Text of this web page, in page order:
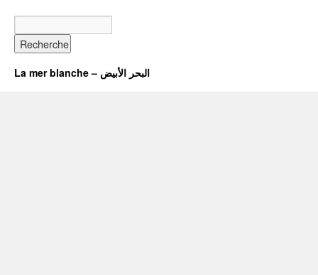
La mer blanche – البحر الأبيض